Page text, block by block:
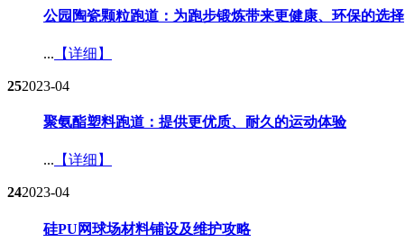
公园陶瓷颗粒跑道：为跑步锻炼带来更健康、环保的选择​
... 【详细】
252023-04
聚氨酯塑料跑道：提供更优质、耐久的运动体验​
... 【详细】
242023-04
硅PU网球场材料铺设及维护攻略​